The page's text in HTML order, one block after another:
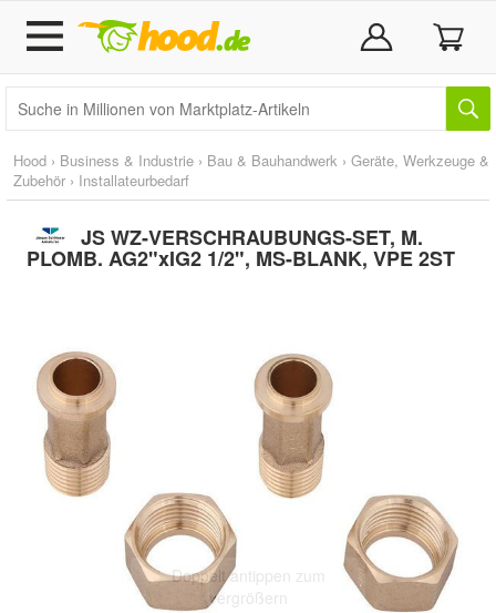
Hood › Business & Industrie › Bau & Bauhandwerk › Geräte, Werkzeuge &
Zubehör › Installateurbedarf
JS WZ-VERSCHRAUBUNGS-SET, M.
PLOMB. AG2"xIG2 1/2", MS-BLANK, VPE 2ST
Doppelt antippen zum
vergrößern